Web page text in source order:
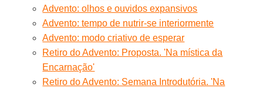
Advento: olhos e ouvidos expansivos
Advento: tempo de nutrir-se interiormente
Advento: modo criativo de esperar
Retiro do Advento: Proposta. 'Na mística da
Encarnação'
Retiro do Advento: Semana Introdutória. 'Na